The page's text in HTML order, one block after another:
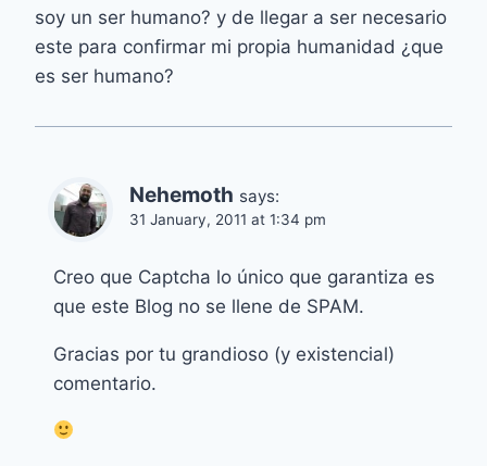
soy un ser humano? y de llegar a ser necesario
este para confirmar mi propia humanidad ¿que
es ser humano?
Nehemoth says:
31 January, 2011 at 1:34 pm
Creo que Captcha lo único que garantiza es
que este Blog no se llene de SPAM.
Gracias por tu grandioso (y existencial)
comentario.